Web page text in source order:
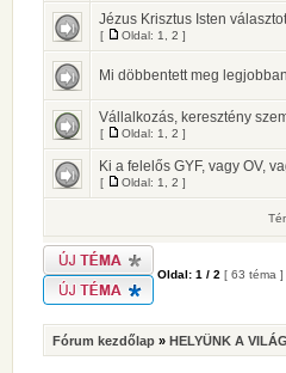
Jézus Krisztus Isten
[ Oldal: 1 2 ]
Mi döbbentett meg
Vállalkozás, keresztény
[ Oldal: 1 2 ]
Ki a felelős GYF, vagy OV,
[ Oldal: 1 2 ]
Oldal: 1 / 2 [ 63 téma ]
Fórum kezdőlap » HELYÜNK A